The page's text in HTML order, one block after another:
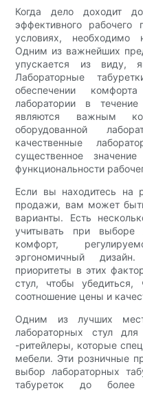
Когда дело доходит
эффективного рабочего
условиях, необходимо
Одним из важнейших
упускается из виду,
Лабораторные
обеспечении
лаборатории в
являются важным
оборудованной
качественные
существенное
функциональности
Если вы находитесь на
продажи, вам может
варианты. Есть
учитывать при выборе
комфорт,
эргономичный
приоритеты в этих
стул, чтобы
соотношение цены и
Одним из лучших
лабораторных стул
-ритейлеры, которые
мебели. Эти розничные
выбор лабораторных
табуреток до